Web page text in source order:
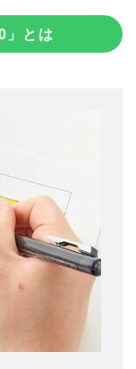
」とは